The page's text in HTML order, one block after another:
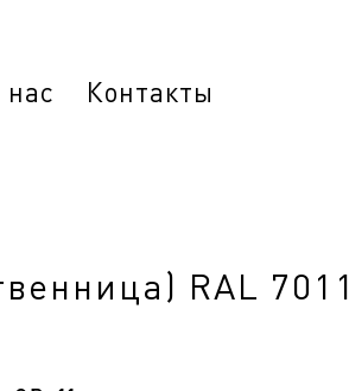
нас Контакты
RAL 7011